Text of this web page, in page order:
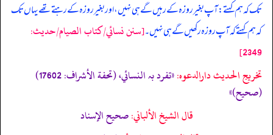
تک کہ ہم کہتے: آپ بغیر روزہ کے رہیں گے ہی نہیں، اور بغیر روزہ کے رہتے تھے یہاں تک
کہ ہم کہتے کہ آپ روزہ رکھیں گے ہی نہیں۔[سنن نسائي/كتاب الصيام/حدیث:
2349]
تخریج الحدیث دارالدعوہ:
«تفرد بہ النسائي، (تحفة الأشراف: 17602)
(صحیح)»
قال الشيخ الألباني:صحيح الإسناد